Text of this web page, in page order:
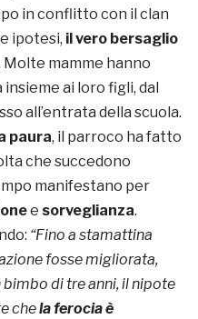
in conflitto con il clan
ipotesi, il vero bersaglio
Molte mamme hanno
ai loro figli, dal
all’entrata della scuola.
paura, il parroco ha fatto
che succedono
manifestano per
e sorveglianza.
“Fino a stamattina
fosse migliorata,
di tre anni, il nipote
chela ferocia è